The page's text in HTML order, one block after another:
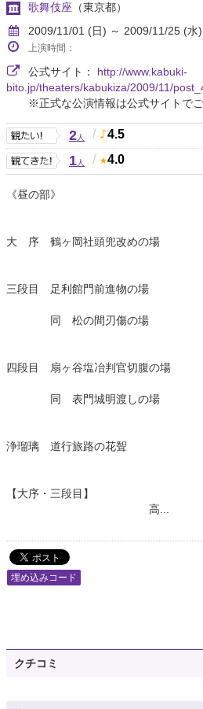
歌舞伎座 （東京都）
2009/11/01 (日) ～ 2009/11/25 (水)
上演時間：
公式サイト： http://www.kabuki-
bito.jp/theaters/kabukiza/2009/11/
※正式な公演情報は公式サイトでご
2人 / 4.5
1人 / 4.0
《昼の部》
大 序 鶴ヶ岡社頭兜改めの場
三段目 足利館門前進物の場
同 松の間刃傷の場
四段目 扇ヶ谷塩冶判官切腹の場
同 表門城明渡しの場
浄瑠璃 道行旅路の花聟
【大序・三段目】
高...
埋め込みコード
クチコミ